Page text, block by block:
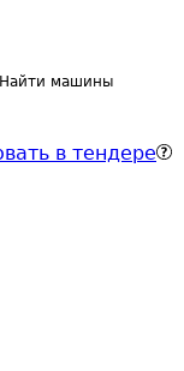
Найти машины
в тендере